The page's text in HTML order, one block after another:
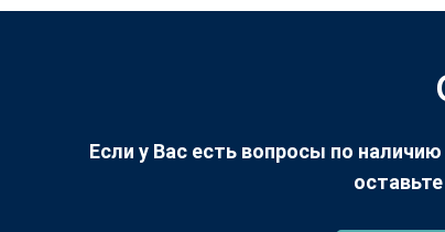
Если у Вас есть вопросы по